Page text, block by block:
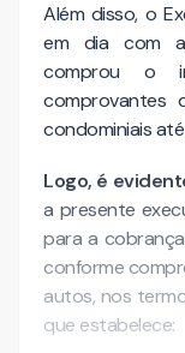
Além disso, o
em dia com
comprou o
condominiais
Logo, é
a presente
para a
conforme
autos, nos
que estabelece: